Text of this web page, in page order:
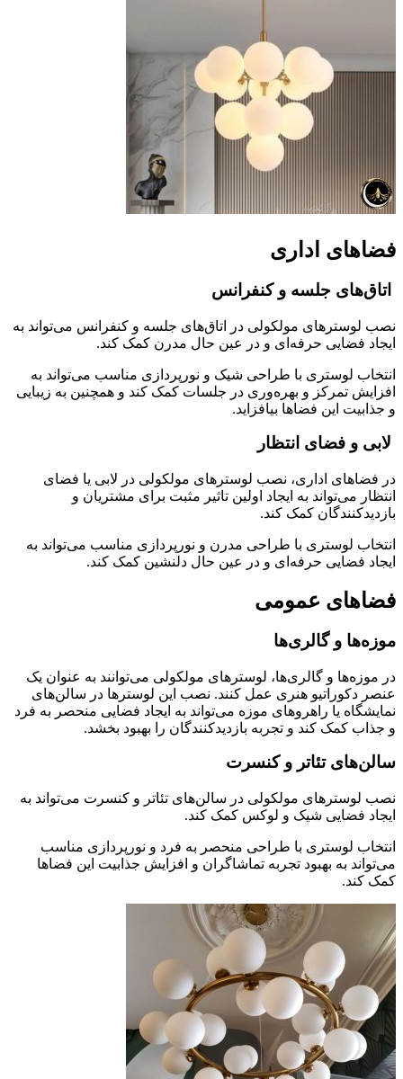
فضاهای اداری
اتاق‌های جلسه و کنفرانس
نصب لوسترهای مولکولی در اتاق‌های جلسه و کنفرانس می‌تواند به
ایجاد فضایی حرفه‌ای و در عین حال مدرن کمک کند.
انتخاب لوستری با طراحی شیک و نورپردازی مناسب می‌تواند به
افزایش تمرکز و بهره‌وری در جلسات کمک کند و همچنین به زیبایی
و جذابیت این فضاها بیافزاید.
لابی و فضای انتظار
در فضاهای اداری، نصب لوسترهای مولکولی در لابی یا فضای
انتظار می‌تواند به ایجاد اولین تاثیر مثبت برای مشتریان و
بازدیدکنندگان کمک کند.
انتخاب لوستری با طراحی مدرن و نورپردازی مناسب می‌تواند به
ایجاد فضایی حرفه‌ای و در عین حال دلنشین کمک کند.
فضاهای عمومی
موزه‌ها و گالری‌ها
در موزه‌ها و گالری‌ها، لوسترهای مولکولی می‌توانند به عنوان یک
عنصر دکوراتیو هنری عمل کنند. نصب این لوسترها در سالن‌های
نمایشگاه یا راهروهای موزه می‌تواند به ایجاد فضایی منحصر به فرد
و جذاب کمک کند و تجربه بازدیدکنندگان را بهبود بخشد.
سالن‌های تئاتر و کنسرت
نصب لوسترهای مولکولی در سالن‌های تئاتر و کنسرت می‌تواند به
ایجاد فضایی شیک و لوکس کمک کند.
انتخاب لوستری با طراحی منحصر به فرد و نورپردازی مناسب
می‌تواند به بهبود تجربه تماشاگران و افزایش جذابیت این فضاها
کمک کند.